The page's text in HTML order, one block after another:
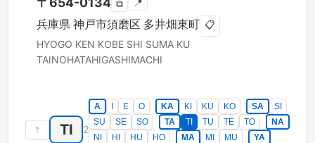
⧉ 📍
兵庫県 神戸市須磨区 多井畑東町 📋
HYOGO KEN KOBE SHI SUMA KU
TAINOHATAHIGASHIMACHI
↑ TI 2
A E O KA KI KU KO SA
SI
SU
SE SO TA TI TU TE TO
NA
NI
HI HU HO MA MI MU
YA